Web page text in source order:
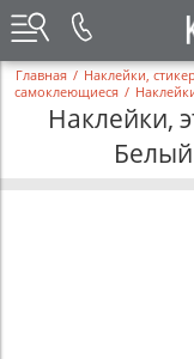
Главная / Наклейки,
самоклеющиеся /
Наклейки,